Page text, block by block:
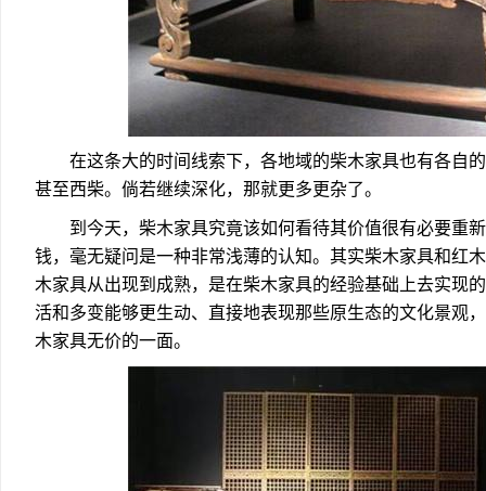
在这条大的时间线索下，各地域的柴木家具也有各自的
甚至西柴。倘若继续深化，那就更多更杂了。
到今天，柴木家具究竟该如何看待其价值很有必要重新
钱，毫无疑问是一种非常浅薄的认知。其实柴木家具和红
木家具从出现到成熟，是在柴木家具的经验基础上去实现
活和多变能够更生动、直接地表现那些原生态的文化景观
木家具无价的一面。